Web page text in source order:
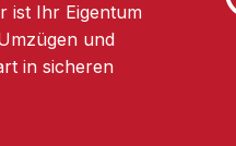
ist Ihr Eigentum
und
in sicheren